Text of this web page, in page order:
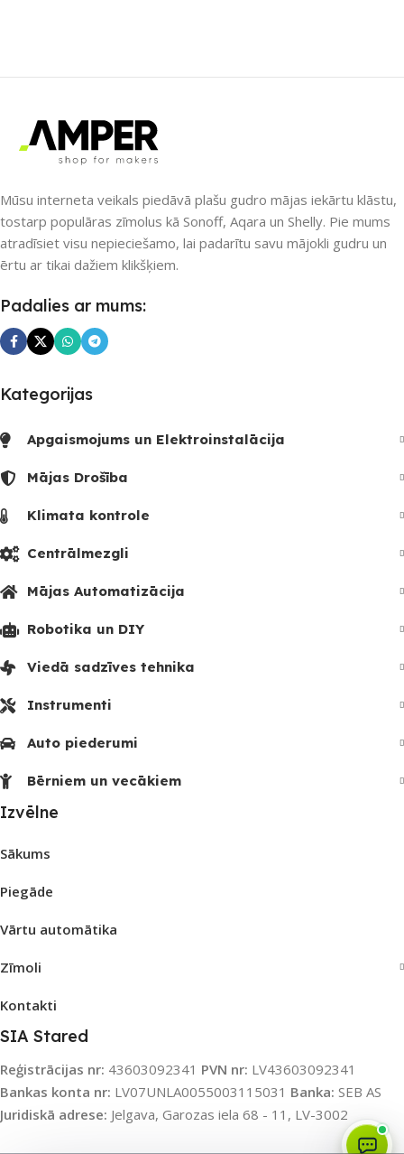
SAVIENOJUMS Wi-Fi
PIEEJAMS UZREIZ
SKAITS
1
PIEEJAMS UZREIZ Jā
1
Mūsu interneta veikals piedāvā plašu gudro mājas iekārtu klāstu,
tostarp populāras zīmolus kā Sonoff, Aqara un Shelly. Pie mums
atradīsiet visu nepieciešamo, lai padarītu savu mājokli gudru un
ērtu ar tikai dažiem klikšķiem.
Padalies ar mums:
Kategorijas
Apgaismojums un Elektroinstalācija
Mājas Drošība
Klimata kontrole
Centrālmezgli
Mājas Automatizācija
Robotika un DIY
Viedā sadzīves tehnika
Instrumenti
Auto piederumi
Bērniem un vecākiem
Izvēlne
Sākums
Piegāde
Vārtu automātika
Zīmoli
Kontakti
SIA Stared
Reģistrācijas nr: 43603092341 PVN nr: LV43603092341
Bankas konta nr: LV07UNLA0055003115031 Banka: SEB AS
Juridiskā adrese: Jelgava, Garozas iela 68 - 11, LV-3002